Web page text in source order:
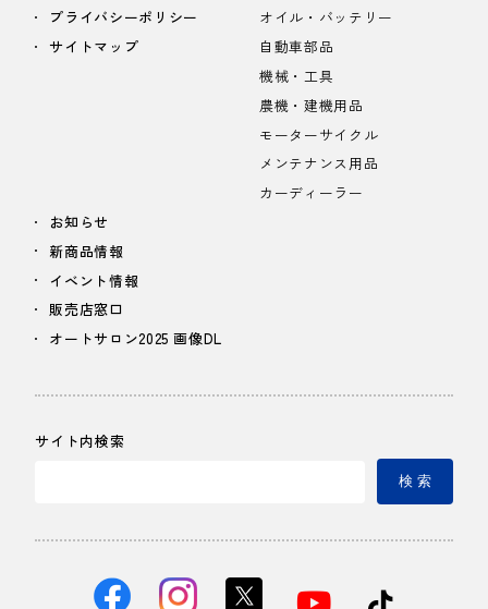
プライバシーポリシー
サイトマップ
オイル・バッテリー
自動車部品
機械・工具
農機・建機用品
モーターサイクル
メンテナンス用品
カーディーラー
お知らせ
新商品情報
イベント情報
販売店窓口
オートサロン2025 画像DL
サイト内検索
検 索